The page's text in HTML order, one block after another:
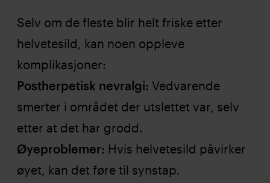
Selv om de fleste blir helt friske etter
helvetesild, kan noen oppleve
komplikasjoner:
Postherpetisk nevralgi: Vedvarende
smerter i området der utslettet var, selv
etter at det har grodd.
Øyeproblemer: Hvis helvetesild påvirker
øyet, kan det føre til synstap.